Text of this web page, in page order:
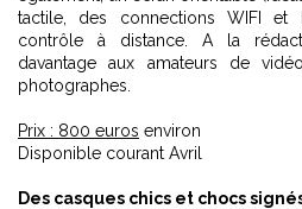
tactile, des connections WIFI
contrôle à distance. A la
davantage aux amateurs de
photographes.
Prix : 800 euros environ
Disponible courant Avril
Des casques chics et chocs